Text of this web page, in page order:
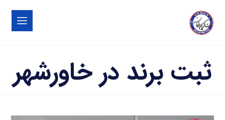
ثبت برند در خاورشهر